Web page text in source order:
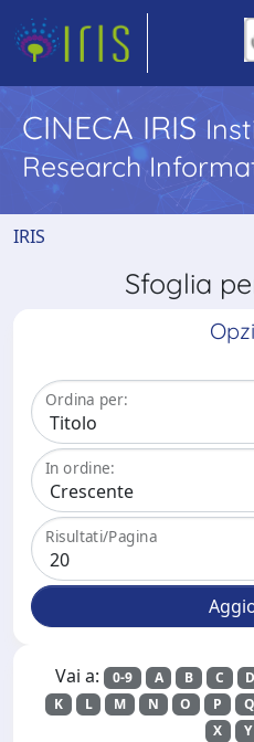
CINECA IRIS
Research
IRIS
Sfoglia
Ordina per:
In ordine:
Risultati/Pagina
Vai a: 0-9 A B C D
K
L M N O P Q
X
Y